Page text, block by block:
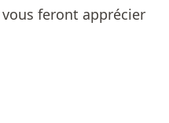
feront apprécier